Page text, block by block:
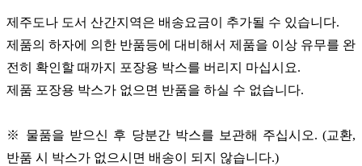
제주도나 도서 산간지역은 배송요금이 추가될 수 있습니다.
제품의 하자에 의한 반품등에 대비해서 제품을 이상 유무를 완
전히 확인할 때까지 포장용 박스를 버리지 마십시요.
제품 포장용 박스가 없으면 반품을 하실 수 없습니다.
※ 물품을 받으신 후 당분간 박스를 보관해 주십시오. (교환,
반품 시 박스가 없으시면 배송이 되지 않습니다.)